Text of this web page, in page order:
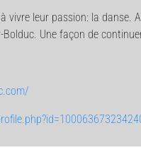
vivre leur passion: la danse.
Une façon de